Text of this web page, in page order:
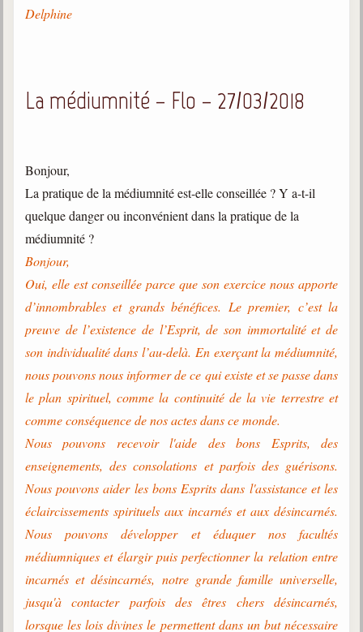
Delphine
La médiumnité – Flo – 27/03/2018
Bonjour,
La pratique de la médiumnité est-elle conseillée ? Y a-t-il
quelque danger ou inconvénient dans la pratique de la
médiumnité ?
Bonjour,
Oui, elle est conseillée parce que son exercice nous apporte
d’innombrables et grands bénéfices. Le premier, c’est la
preuve de l’existence de l’Esprit, de son immortalité et de
son individualité dans l’au-delà. En exerçant la médiumnité,
nous pouvons nous informer de ce qui existe et se passe dans
le plan spirituel, comme la continuité de la vie terrestre et
comme conséquence de nos actes dans ce monde.
Nous pouvons recevoir l'aide des bons Esprits, des
enseignements, des consolations et parfois des guérisons.
Nous pouvons aider les bons Esprits dans l'assistance et les
éclaircissements spirituels aux incarnés et aux désincarnés.
Nous pouvons développer et éduquer nos facultés
médiumniques et élargir puis perfectionner la relation entre
incarnés et désincarnés, notre grande famille universelle,
jusqu'à contacter parfois des êtres chers désincarnés,
lorsque les lois divines le permettent dans un but nécessaire